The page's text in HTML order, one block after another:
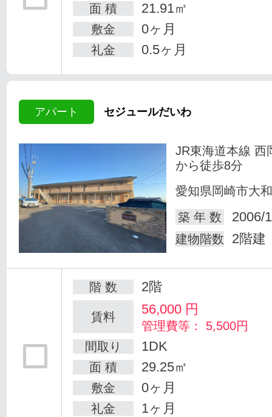
面 積 21.91㎡
敷金 0ヶ月
礼金 0.5ヶ月
アパート セジュールだいわ
JR東海道本線 西
から徒歩8分
愛知県岡崎市大
築 年 数
2006/
建物階数 2階建
階 数 2階
賃料 56,000 円
管理費等： 5,500円
間取り
1DK
面 積 29.25㎡
敷金 0ヶ月
礼金 1ヶ月